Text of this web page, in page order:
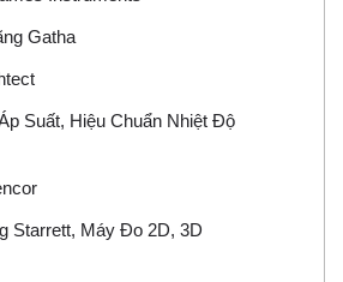
Gatha
Suất, Hiệu Chuẩn Nhiệt Độ
Starrett, Máy Đo 2D, 3D